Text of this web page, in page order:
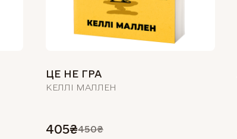
ЦЕ НЕ ГРА
КЕЛЛІ МАЛЛЕН
405₴450₴